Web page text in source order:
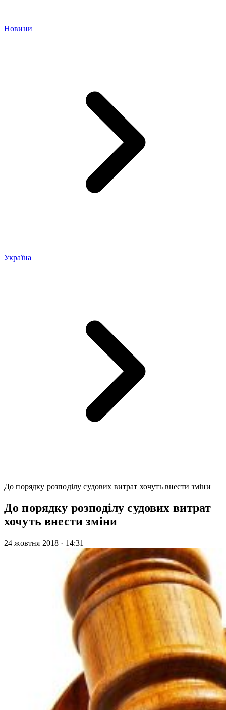
Новини
Україна
До порядку розподілу судових витрат хочуть внести зміни
До порядку розподілу судових витрат
хочуть внести зміни
24 жовтня 2018 · 14:31